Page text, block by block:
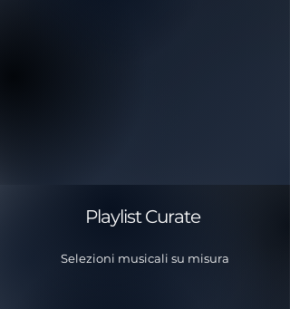
Playlist Curate
Selezioni musicali su misura